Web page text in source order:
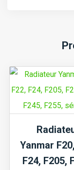
Yanmar
F24, F205,